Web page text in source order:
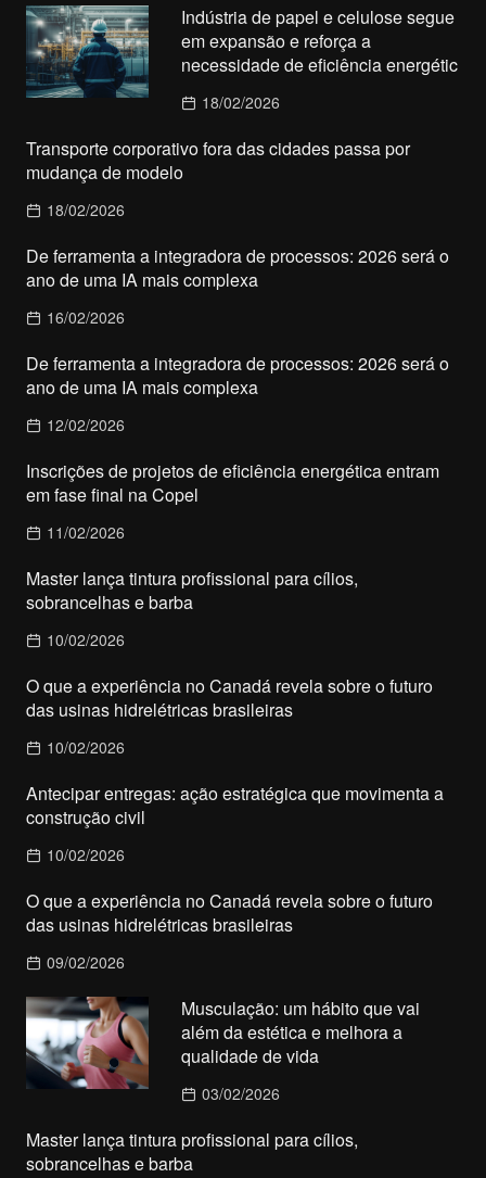
Indústria de papel e celulose segue
em expansão e reforça a
necessidade de eficiência energétic
18/02/2026
Transporte corporativo fora das cidades passa por
mudança de modelo
18/02/2026
De ferramenta a integradora de processos: 2026 será o
ano de uma IA mais complexa
16/02/2026
De ferramenta a integradora de processos: 2026 será o
ano de uma IA mais complexa
12/02/2026
Inscrições de projetos de eficiência energética entram
em fase final na Copel
11/02/2026
Master lança tintura profissional para cílios,
sobrancelhas e barba
10/02/2026
O que a experiência no Canadá revela sobre o futuro
das usinas hidrelétricas brasileiras
10/02/2026
Antecipar entregas: ação estratégica que movimenta a
construção civil
10/02/2026
O que a experiência no Canadá revela sobre o futuro
das usinas hidrelétricas brasileiras
09/02/2026
Musculação: um hábito que vai
além da estética e melhora a
qualidade de vida
03/02/2026
Master lança tintura profissional para cílios,
sobrancelhas e barba